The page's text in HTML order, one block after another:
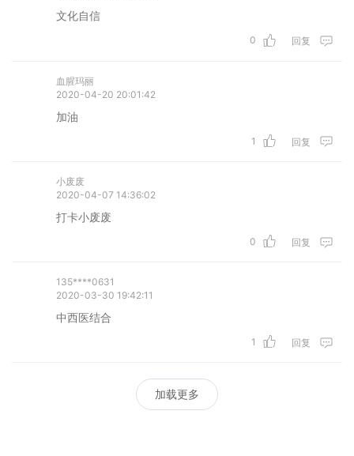
文化自信
0 回复
血腥玛丽
2020-04-20 20:01:42
加油
1 回复
小废废
2020-04-07 14:36:02
打卡小废废
0 回复
135****0631
2020-03-30 19:42:11
中西医结合
1 回复
加载更多